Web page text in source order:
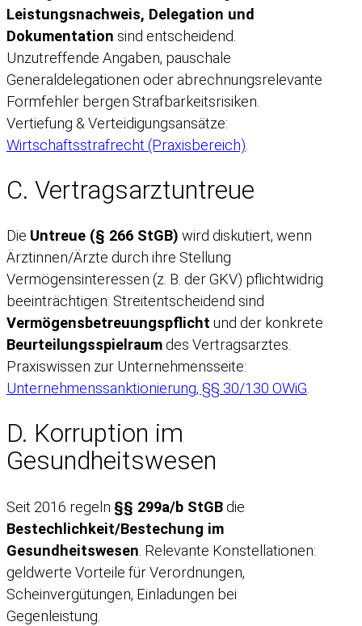
Leistungsnachweis, Delegation und
Dokumentation sind entscheidend.
Unzutreffende Angaben, pauschale
Generaldelegationen oder abrechnungsrelevante
Formfehler bergen Strafbarkeitsrisiken.
Vertiefung & Verteidigungsansätze:
Wirtschaftsstrafrecht (Praxisbereich)
C. Vertragsarztuntreue
Die Untreue (§ 266 StGB) wird diskutiert, wenn
Ärztinnen/Ärzte durch ihre Stellung
Vermögensinteressen (z. B. der GKV) pflichtwidrig
beeinträchtigen. Streitentscheidend sind
Vermögensbetreuungspflicht und der konkrete
Beurteilungsspielraumdes Vertragsarztes.
Praxiswissen zur Unternehmensseite:
Unternehmenssanktionierung, §§ 30/130 OWiG.
D. Korruption im
Gesundheitswesen
Seit 2016 regeln §§ 299a/b StGBdie
Bestechlichkeit/Bestechung im
Gesundheitswesen . Relevante Konstellationen:
geldwerte Vorteile für Verordnungen,
Scheinvergütungen, Einladungen bei
Gegenleistung.